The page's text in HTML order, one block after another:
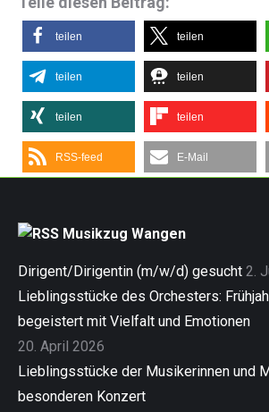
teilen teilen
teilen teilen
teilen teilen
RSS-feed E-Mail
Musikzug Wangen
Dirigent/Dirigentin (m/w/d) gesucht 2.
Lieblingsstücke des Orchesters:
begeistert mit Vielfalt und Emotionen
20. April 2026
Lieblingsstücke der Musikerinnen und
besonderen Konzert